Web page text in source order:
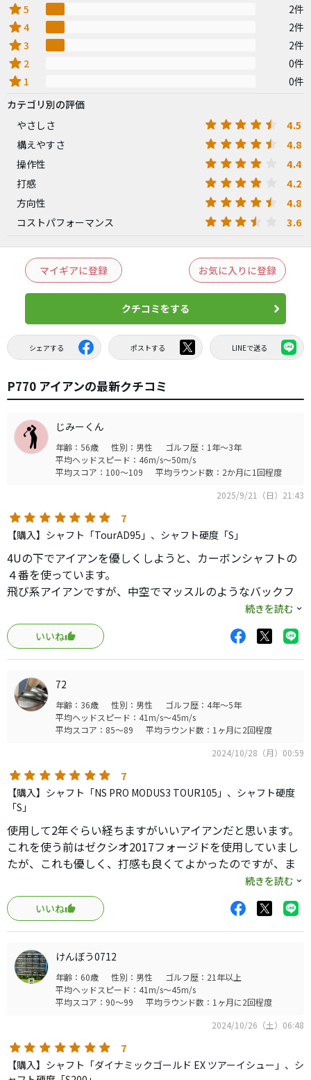
star5 2件
star4 2件
star3 2件
star 2 0件
star 1
0件
カテゴリ別の評価
やさしさ
4.5
構えやすさ 4.8
操作性 4.4
打感 4.2
方向性 4.8
コストパフォーマンス 3.6
マイギアに登録 お気に入りに登録
クチコミをする
シェアする ポストする LINEで送る
P770 アイアンの最新クチコミ
じみーくん
年齢：56歳 性別：男性
ゴルフ歴：1年～3年
平均ヘッドスピード：46m/s～50m/s
平均スコア：100～109
平均ラウンド数：2か月に1回程度
2025/9/21（日）21:43
7
【購入】シャフト「TourAD95」、シャフト硬度「S」
4Uの下でアイアンを優しくしようと、カーボンシャフトの
４番を使っています。
飛び系アイアンですが、中空でマッスルのようなバックフ
弾き系ですが、フェースに乗る感触もあり、打感は気に入
っています。
高さも十分に出るので、長めのパー3で重宝しています。
続きを読む
いいね
72
年齢：36歳 性別：男性
ゴルフ歴：4年～5年
平均ヘッドスピード：41m/s～45m/s
平均スコア：85～89
平均ラウンド数：1ヶ月に2回程度
2024/10/28（月）00:59
7
【購入】シャフト「NS PRO MODUS3 TOUR105」、シャフト硬度
「S」
使用して2年ぐらい経ちますがいいアイアンだと思います。
これを使う前はゼクシオ2017フォージドを使用していまし
たが、これも優しく、打感も良くてよかったのですが、ま
だスイングが出来ていなかったのも有ると思いますが縦の
バラツキ、特に飛び過ぎが多かったのですが、これに変え
て飛び過ぎが無くなり、縦距離が安定しました。
ヘッドは小さ目ですが見た目はMBの様で個人的にはカッコ
よく、見た目だけで購入しました！笑
中空の割によくスピンが入るのか、縦距離安定しますし、
自分の場合はHSそこまで早く無いですが8番アイアンまで
ならフラットなグリーンでもスピンで少し戻る事もちらほ
これで80台も70台も出せたので変える気がしません！
意外にも？スリクソンのMBよりヘッドが少し小さいのには
続きを読む
いいね
けんぼう0712
年齢：60歳 性別：男性
ゴルフ歴：21年以上
平均ヘッドスピード：41m/s～45m/s
平均スコア：90～99
平均ラウンド数：1ヶ月に2回程度
2024/10/26（土）06:48
7
【購入】シャフト「ダイナミックゴールド EX ツアーイシュー」、シ